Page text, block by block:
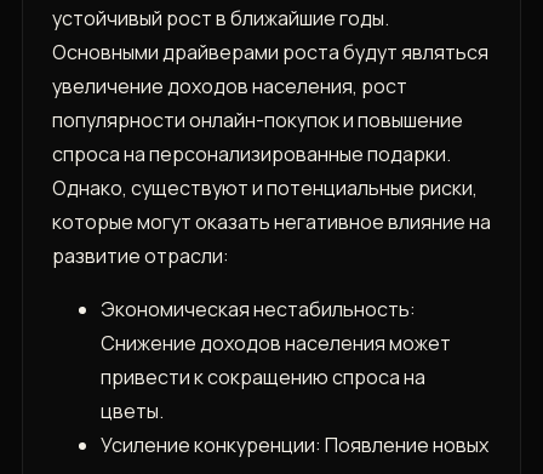
устойчивый рост в ближайшие годы.
Основными драйверами роста будут являться
увеличение доходов населения, рост
популярности онлайн-покупок и повышение
спроса на персонализированные подарки.
Однако, существуют и потенциальные риски,
которые могут оказать негативное влияние на
развитие отрасли:
Экономическая нестабильность:
Снижение доходов населения может
привести к сокращению спроса на
цветы.
Усиление конкуренции: Появление новых